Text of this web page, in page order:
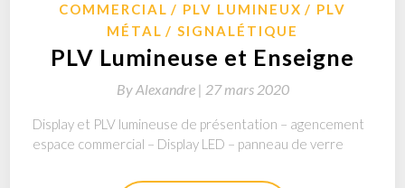
COMMERCIAL
PLV LUMINEUX
PLV
MÉTAL
SIGNALÉTIQUE
PLV Lumineuse et Enseigne
ByAlexandre | 27 mars 2020
Display et PLV lumineuse de présentation – agencement
espace commercial – Display LED – panneau de verre